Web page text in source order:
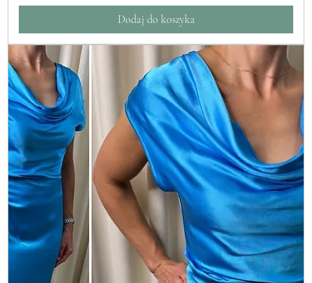
Dodaj do koszyka